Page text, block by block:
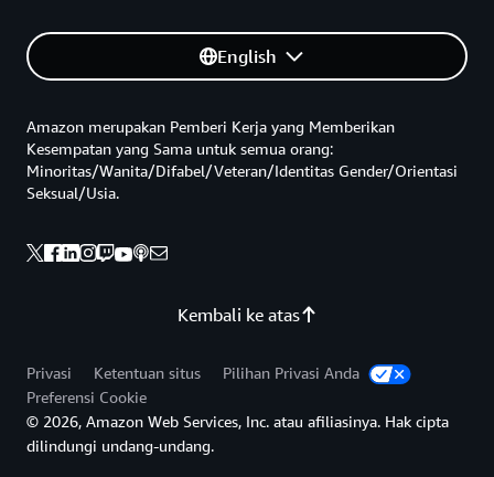
English
Kembali ke atas
Amazon merupakan Pemberi Kerja yang Memberikan
Kesempatan yang Sama untuk semua orang:
Minoritas/Wanita/Difabel/Veteran/Identitas Gender/Orientasi
Seksual/Usia.
Privasi Ketentuan situs
Pilihan Privasi Anda
Preferensi Cookie
© 2026, Amazon Web Services, Inc. atau afiliasinya. Hak cipta
dilindungi undang-undang.